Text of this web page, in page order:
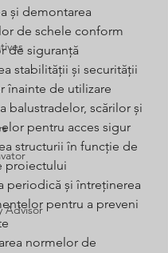
Advisor
și demontarea
de schele conform
de siguranță
stabilității și securității
înainte de utilizare
balustradelor, scărilor și
pentru acces sigur
structurii în funcție de
proiectului
periodică și întreținerea
pentru a preveni
normelor de